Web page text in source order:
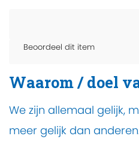
Beoordeel dit item
Waarom / doel
We zijn allemaal gelijk,
meer gelijk dan